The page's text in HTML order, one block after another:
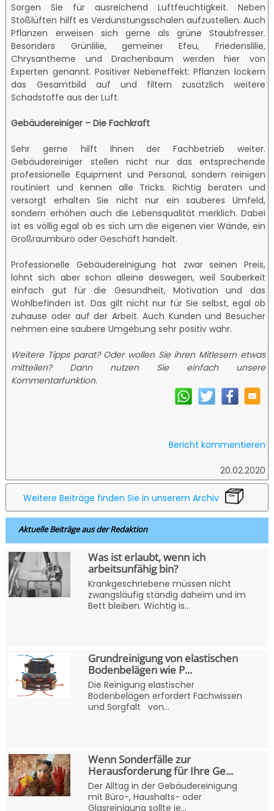
Sorgen Sie für ausreichend Luftfeuchtigkeit. Neben
Stoßlüften hilft es Verdunstungsschalen aufzustellen. Auch
Pflanzen erweisen sich gerne als grüne Staubfresser.
Besonders Grünlilie, gemeiner Efeu, Friedenslilie,
Chrysantheme und Drachenbaum werden hier von
Experten genannt. Positiver Nebeneffekt: Pflanzen lockern
das Gesamtbild auf und filtern zusätzlich weitere
Schadstoffe aus der Luft.
Gebäudereiniger – Die Fachkraft
Sehr gerne hilft Ihnen der Fachbetrieb weiter.
Gebäudereiniger stellen nicht nur das entsprechende
professionelle Equipment und Personal, sondern reinigen
routiniert und kennen alle Tricks. Richtig beraten und
versorgt erhalten Sie nicht nur ein sauberes Umfeld,
sondern erhöhen auch die Lebensqualität merklich. Dabei
ist es völlig egal ob es sich um die eigenen vier Wände, ein
Großraumbüro oder Geschäft handelt.
Professionelle Gebäudereinigung hat zwar seinen Preis,
lohnt sich aber schon alleine deswegen, weil Sauberkeit
einfach gut für die Gesundheit, Motivation und das
Wohlbefinden ist. Das gilt nicht nur für Sie selbst, egal ob
zuhause oder auf der Arbeit. Auch Kunden und Besucher
nehmen eine saubere Umgebung sehr positiv wahr.
Weitere Tipps parat? Oder wollen Sie ihren Mitlesern etwas
mitteilen? Dann nutzen Sie einfach unsere
Kommentarfunktion.
Bericht kommentieren
20.02.2020
Weitere Beiträge finden Sie in unserem Archiv
Aktuelle Beiträge aus der Redaktion
Was ist erlaubt, wenn ich
arbeitsunfähig bin?
Krankgeschriebene müssen nicht
zwangsläufig ständig daheim und im
Bett bleiben. Wichtig is...
Grundreinigung von elastischen
Bodenbelägen wie P...
Die Reinigung elastischer
Bodenbelägen erfordert Fachwissen
und Sorgfalt von...
Wenn Sonderfälle zur
Herausforderung für Ihre Ge...
Der Alltag in der Gebäudereinigung
mit Büro-, Haushalts- oder
Glasreinigung sollte je...